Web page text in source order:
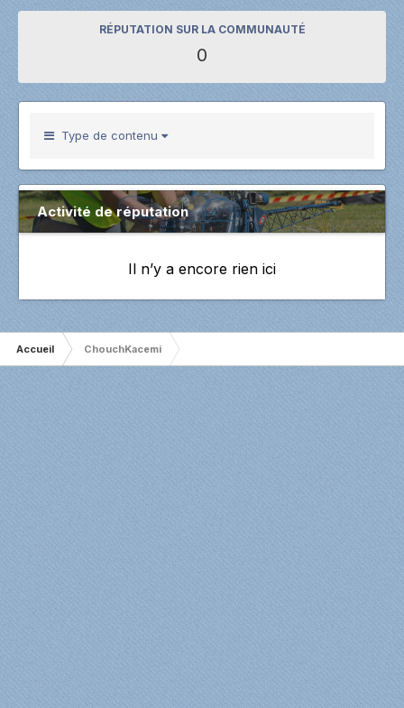
RÉPUTATION SUR LA COMMUNAUTÉ
0
Type de contenu
Activité de réputation
Il n’y a encore rien ici
Accueil ChouchKacemi